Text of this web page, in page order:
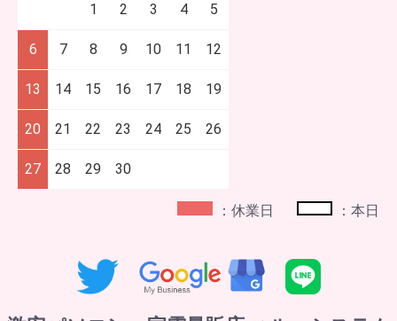
1 2 3 4 5
6 7 8 9 10 11 12
13 14 15 16 17 18 19
20 21 22 23 24 25 26
27 28 29 30
：休業日 ：本日